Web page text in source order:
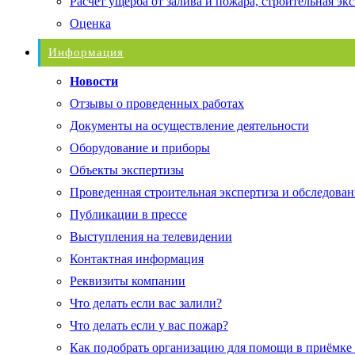
Оценка
Информация
Новости
Отзывы о проведенных работах
Документы на осуществление деятельности
Оборудование и приборы
Объекты экспертизы
Проведенная строительная экспертиза и
Публикации в прессе
Выступления на телевидении
Контактная информация
Реквизиты компании
Что делать если вас залили?
Что делать если у вас пожар?
Как подобрать организацию для помощи в приёмке